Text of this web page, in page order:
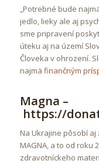
„Potrebné bude
jedlo, lieky ale aj
sme pripravení
úteku aj na území
Človeka v ohrození.
najmä finančným
Magna –
https://
Na Ukrajine pôsobí
MAGNA, a to od roku
zdravotníckeho